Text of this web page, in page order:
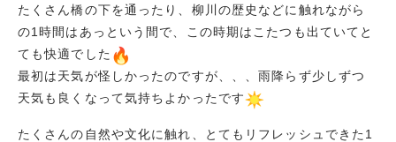
たくさん橋の下を通ったり、柳川の歴史などに触れながら
の1時間はあっという間で、この時期はこたつも出ていてと
ても快適でした
最初は天気が怪しかったのですが、、、雨降らず少しずつ
天気も良くなって気持ちよかったです
たくさんの自然や文化に触れ、とてもリフレッシュできた1